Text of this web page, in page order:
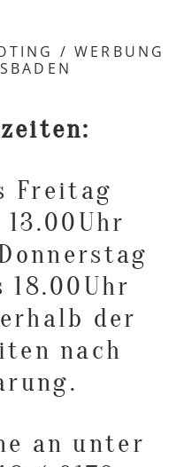
/ WERBUNG
Freitag
18.00Uhr
der
nach
an unter